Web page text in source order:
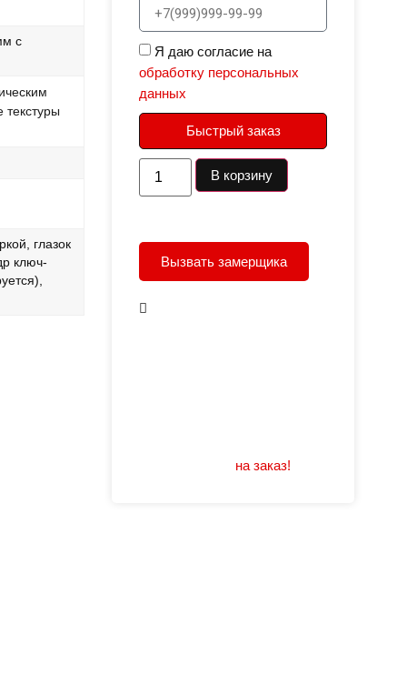
с
текстуры
глазок
ключ-
Я даю согласие на
обработку персональных
данных
Быстрый заказ
В корзину
Вызвать замерщика
на заказ!